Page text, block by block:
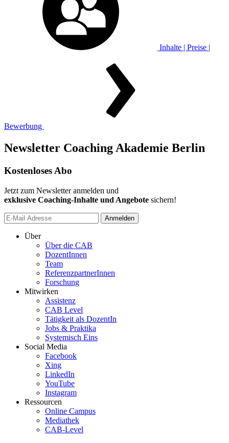
Inhalte | Preise |
Bewerbung
Newsletter Coaching Akademie Berlin
Kostenloses Abo
Jetzt zum Newsletter anmelden und
exklusive Coaching-Inhalte und Angebote sichern!
Anmelden
Über
Über die CAB
DozentInnen
Team
ReferenzpartnerInnen
Forschung
Mitwirken
Assistenz
CAB Level
Tätigkeit als DozentIn
Jobs & Praktika
Systemisch Eins
Social Media
Facebook
Xing
LinkedIn
YouTube
Instagram
Ressourcen
Online Campus
Mediathek
CAB-Level